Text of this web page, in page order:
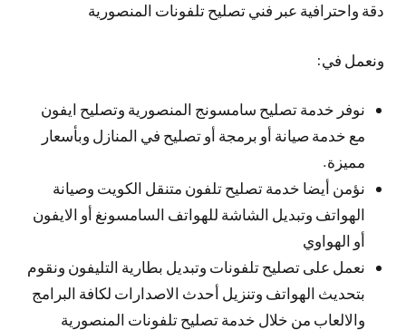
دقة واحترافية عبر فني تصليح تلفونات المنصورية
ونعمل في:
نوفر خدمة تصليح سامسونج المنصورية وتصليح ايفون
مع خدمة صيانة أو برمجة أو تصليح في المنازل وبأسعار
مميزة.
نؤمن أيضا خدمة تصليح تلفون متنقل الكويت وصيانة
الهواتف وتبديل الشاشة للهواتف السامسونغ أو الايفون
أو الهواوي
نعمل على تصليح تلفونات وتبديل بطارية التليفون ونقوم
بتحديث الهواتف وتنزيل أحدث الاصدارات لكافة البرامج
والالعاب من خلال خدمة تصليح تلفونات المنصورية